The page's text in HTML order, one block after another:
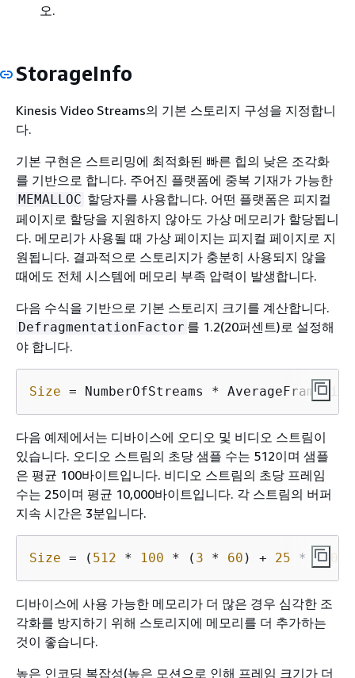
오.
StorageInfo
Kinesis Video Streams의 기본 스토리지 구성을 지정합니
다.
기본 구현은 스트리밍에 최적화된 빠른 힙의 낮은 조각화
를 기반으로 합니다. 주어진 플랫폼에 중복 기재가 가능한
MEMALLOC 할당자를 사용합니다. 어떤 플랫폼은 피지컬
페이지로 할당을 지원하지 않아도 가상 메모리가 할당됩니
다. 메모리가 사용될 때 가상 페이지는 피지컬 페이지로 지
원됩니다. 결과적으로 스토리지가 충분히 사용되지 않을
때에도 전체 시스템에 메모리 부족 압력이 발생합니다.
다음 수식을 기반으로 기본 스토리지 크기를 계산합니다.
DefragmentationFactor 를 1.2(20퍼센트)로 설정해
야 합니다.
Size = NumberOfStreams *
다음 예제에서는 디바이스에 오디오 및 비디오 스트림이
있습니다. 오디오 스트림의 초당 샘플 수는 512이며 샘플
은 평균 100바이트입니다. 비디오 스트림의 초당 프레임
수는 25이며 평균 10,000바이트입니다. 각 스트림의 버퍼
지속 시간은 3분입니다.
Size = ( 512 * 100 * ( 3 * 60 ) + 25 * 10000
디바이스에 사용 가능한 메모리가 더 많은 경우 심각한 조
각화를 방지하기 위해 스토리지에 메모리를 더 추가하는
것이 좋습니다.
높은 인코딩 복잡성(높은 모션으로 인해 프레임 크기가 더